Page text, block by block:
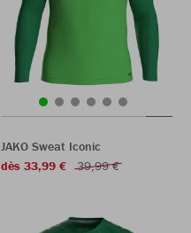
JAKO Sweat Iconic
dès 33,99 €
39,99 €